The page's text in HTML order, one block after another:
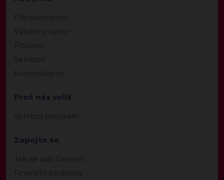
Předsednictvo
Výkonný výbor
Poslanci
Senátoři
Europoslanci
Proč nás volit
Volební program
Zapojte se
Jak se stát členem
Finanční podpora